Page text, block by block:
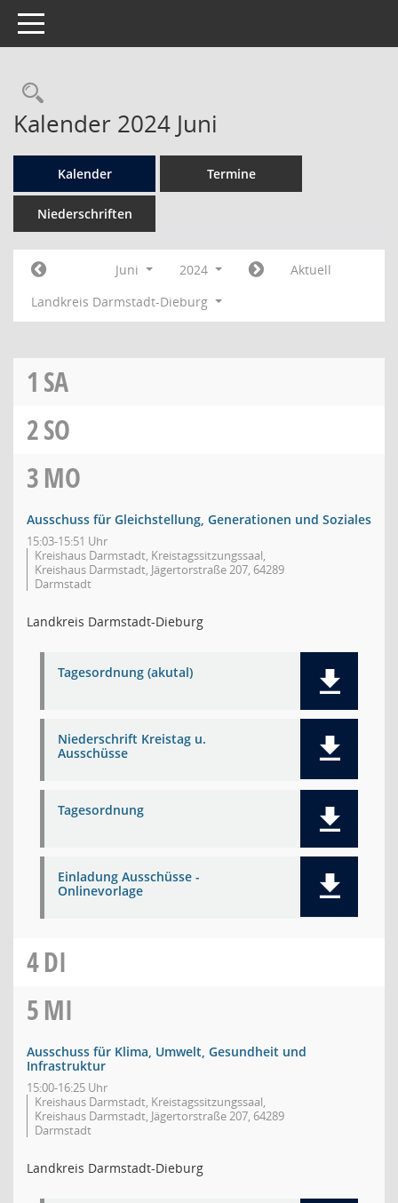
Toggle navigation
Rechercheauswahl
Kalender 2024 Juni
Kalender Termine
Niederschriften
Juni 2024
Aktuell
Landkreis Darmstadt-Dieburg
1 SA
2SO
3MO
Ausschuss für Gleichstellung, Generationen und Soziales
15:03-15:51 Uhr
Kreishaus Darmstadt, Kreistagssitzungssaal,
Kreishaus Darmstadt, Jägertorstraße 207, 64289
Darmstadt
Landkreis Darmstadt-Dieburg
Tagesordnung (akutal)
Niederschrift Kreistag u.
Ausschüsse
Tagesordnung
Einladung Ausschüsse -
Onlinevorlage
4DI
5MI
Ausschuss für Klima, Umwelt, Gesundheit und
Infrastruktur
15:00-16:25 Uhr
Kreishaus Darmstadt, Kreistagssitzungssaal,
Kreishaus Darmstadt, Jägertorstraße 207, 64289
Darmstadt
Landkreis Darmstadt-Dieburg